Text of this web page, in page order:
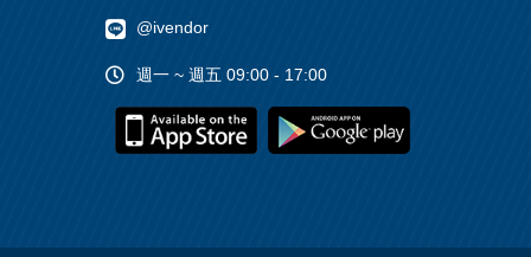
@ivendor
週一 ~ 週五 09:00 - 17:00